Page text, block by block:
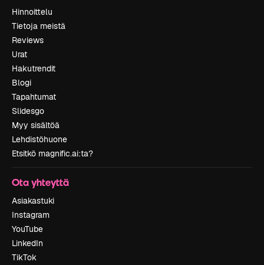
Hinnoittelu
Tietoja meistä
Reviews
Urat
Hakutrendit
Blogi
Tapahtumat
Slidesgo
Myy sisältöä
Lehdistöhuone
Etsitkö magnific.ai:ta?
Ota yhteyttä
Asiakastuki
Instagram
YouTube
LinkedIn
TikTok